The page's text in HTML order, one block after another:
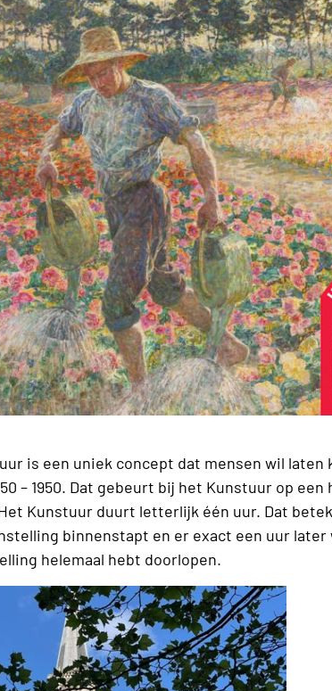
is een uniek concept dat mensen wil
– 1950. Dat gebeurt bij het Kunstuur op
Kunstuur duurt letterlijk één uur. Dat
binnenstapt en er exact een uur later
helemaal hebt doorlopen.